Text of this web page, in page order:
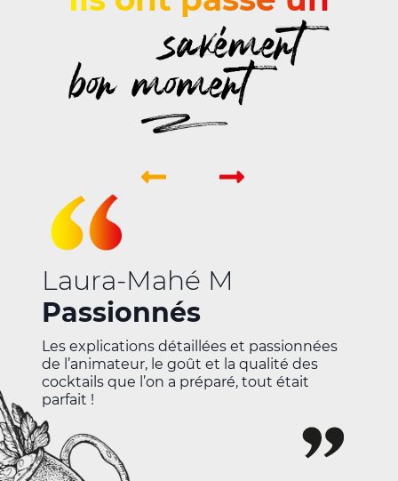
Christel C
Expérience top
Nicolas aime ce qu'il fait et sait le
transmettre. De bonnes explications, une
bonne ambiance et de très bons cocktails.